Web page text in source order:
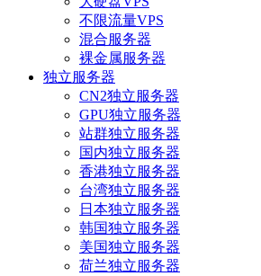
不限流量VPS
混合服务器
裸金属服务器
独立服务器
CN2独立服务器
GPU独立服务器
站群独立服务器
国内独立服务器
香港独立服务器
台湾独立服务器
日本独立服务器
韩国独立服务器
美国独立服务器
荷兰独立服务器